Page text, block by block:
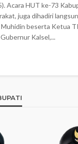
Acara HUT ke-73
juga dihadiri
beserta Ketua
Kalsel,...